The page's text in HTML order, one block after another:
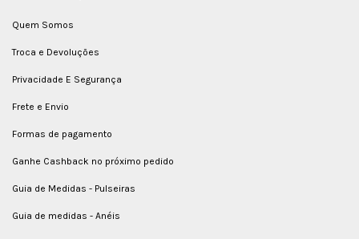
Quem Somos
Troca e Devoluções
Privacidade E Segurança
Frete e Envio
Formas de pagamento
Ganhe Cashback no próximo pedido
Guia de Medidas - Pulseiras
Guia de medidas - Anéis